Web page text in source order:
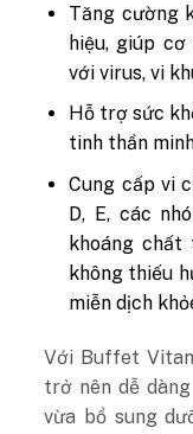
Tăng cường
hiệu, giúp
với virus, vi
Hỗ trợ sức
tinh thần
Cung cấp vi
D, E, các
khoáng
không thiếu
miễn dịch
Với Buffet
trở nên dễ
vừa bổ sung